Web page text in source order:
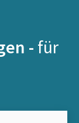
- für